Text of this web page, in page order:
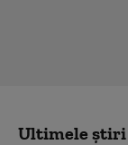
Ultimele știri